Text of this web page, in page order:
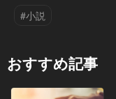
#小説
おすすめ記事